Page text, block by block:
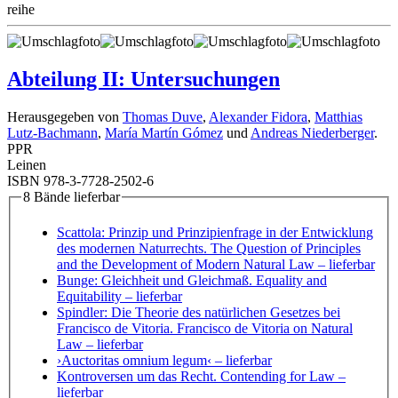
reihe
Abteilung II: Untersuchungen
Herausgegeben von Thomas Duve, Alexander Fidora, Matthias
Lutz-Bachmann, María Martín Gómez und Andreas Niederberger.
PPR
Leinen
ISBN 978-3-7728-2502-6
8 Bände lieferbar
Scattola: Prinzip und Prinzipienfrage in der Entwicklung
des modernen Naturrechts. The Question of Principles
and the Development of Modern Natural Law – lieferbar
Bunge: Gleichheit und Gleichmaß. Equality and
Equitability – lieferbar
Spindler: Die Theorie des natürlichen Gesetzes bei
Francisco de Vitoria. Francisco de Vitoria on Natural
Law – lieferbar
›Auctoritas omnium legum‹ – lieferbar
Kontroversen um das Recht. Contending for Law –
lieferbar